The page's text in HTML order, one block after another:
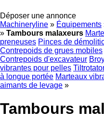
Déposer une annonce
Machineryline » Équipements
» Tambours malaxeurs
preneuses Pinces de
Contrepoids de grues mobiles
Contrepoids d'excavateur
vibrantes pour pelles
à longue portée Marteaux
aimants de levage »
Tambours